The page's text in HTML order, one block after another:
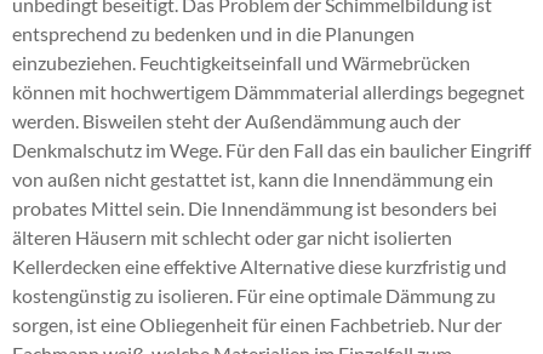
unser Angebot. Prima, dass Sie diese Website
gefunden haben. Für Rückfragen sind wir jederzeit für
Sie da. Auf den Kontakt zu Ihnen freuen wir uns.
einwandfreier Qualität senken die Kosten für die
benötigte Heizungswärme und leisten damit
gleichzeitig auch einen bedeutenden Beitrag zum
Schutz von Umwelt und Klima. Dürfen wir Sie
beraten, wie Sie die Kosten für Ihren Wärmebedarf
reduzieren? Toll, dann warten Sie bitte nicht und
nehmen am besten gleich heute Verbindung mit uns
auf. Ein kurzer Anruf oder auch eine schnelle Mail
genügen. Eine fachmännische Beratung ist ebenso
wichtig wie die sachgemäße Ausführung der
entprechenden Arbeiten. Unsere Beratung ist
selbstverständlich absolut unverbindlich.
Wärmedämmung Sylt Föhr Amrum,Steicozell
Stockelsdorf ,Einblasdämmung Büdelsdorf Fockbek
Osterrönfeld,Dämmung Lauenburg,
Dachbodendämmung Brunsbüttel Glückstadt,
Fußbodendämmung Tornesch,
Obergeschossdeckendämmung Ratzeburg,
energetische Sanierung Trittau,Brandschutz
Einblasdämmung Lauenburg,Kerndämmung
Trappenkamp,Hohlraumdämmung Bordesholm
Hohenwestedt,Brandschutz Einblasdämmung
Ostholstein, Dachbodendämmung Bargteheide,HK
33 Bordesholm Hohenwestedt,
entsprechend zu bedenken und in die Planungen
einzubeziehen. Feuchtigkeitseinfall und Wärmebrücken
können mit hochwertigem Dämmmaterial allerdings begegnet
werden. Bisweilen steht der Außendämmung auch der
Denkmalschutz im Wege. Für den Fall das ein baulicher Eingriff
von außen nicht gestattet ist, kann die Innendämmung ein
probates Mittel sein. Die Innendämmung ist besonders bei
älteren Häusern mit schlecht oder gar nicht isolierten
Kellerdecken eine effektive Alternative diese kurzfristig und
kostengünstig zu isolieren. Für eine optimale Dämmung zu
sorgen, ist eine Obliegenheit für einen Fachbetrieb. Nur der